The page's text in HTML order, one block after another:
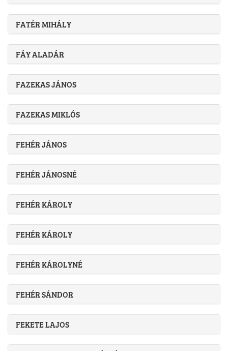
FATÉR MIHÁLY
FÁY ALADÁR
FAZEKAS JÁNOS
FAZEKAS MIKLÓS
FEHÉR JÁNOS
FEHÉR JÁNOSNÉ
FEHÉR KÁROLY
FEHÉR KÁROLY
FEHÉR KÁROLYNÉ
FEHÉR SÁNDOR
FEKETE LAJOS